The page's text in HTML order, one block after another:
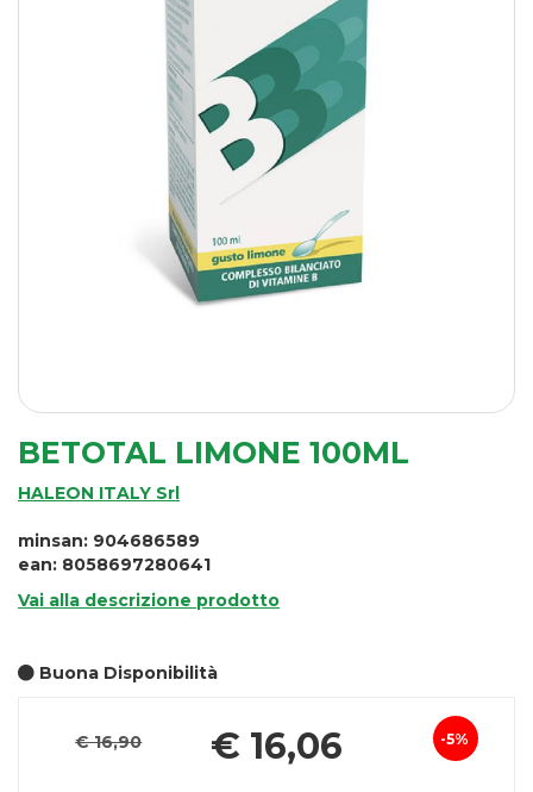
BETOTAL LIMONE 100ML
HALEON ITALY Srl
minsan: 904686589
ean: 8058697280641
Vai alla descrizione prodotto
Buona Disponibilità
Sconto
5%
€ 16,90 € 16,06